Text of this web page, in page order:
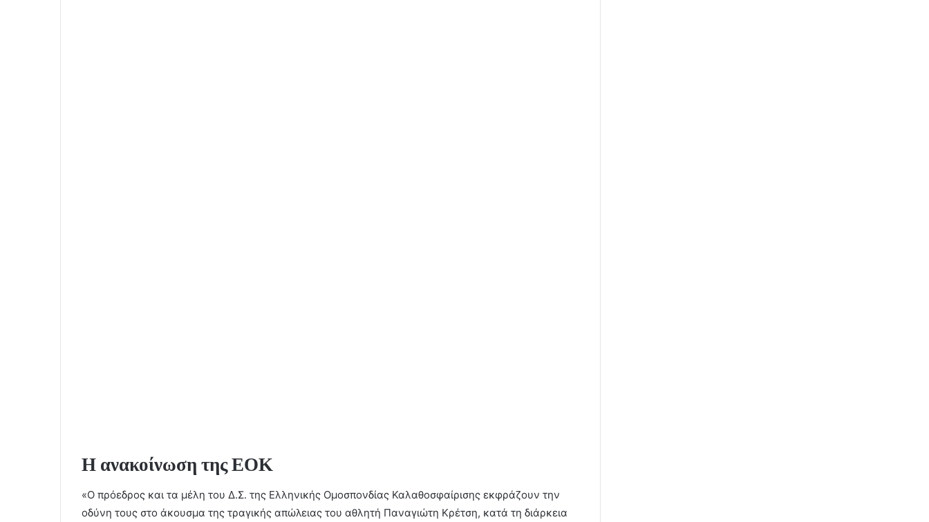
Η ανακοίνωση της ΕΟΚ
«O πρόεδρος και τα μέλη του Δ.Σ. της Ελληνικής Ομοσπονδίας Καλαθοσφαίρισης εκφράζουν την
οδύνη τους στο άκουσμα της τραγικής απώλειας του αθλητή Παναγιώτη Κρέτση, κατά τη διάρκεια